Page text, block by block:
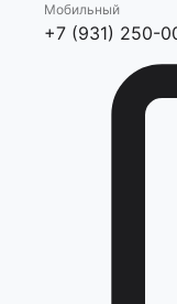
Мобильный
+7 (931) 250-